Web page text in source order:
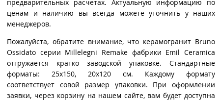
предварительных расчетах. Актуальную информацию по
ценам и наличию вы всегда можете уточнить у наших
менеджеров.
Пожалуйста, обратите внимание, что керамогранит Bruno
Ossidato серии Millelegni Remake фабрики Emil Ceramica
отгружается кратко заводской упаковке. Стандартные
форматы: 25x150, 20x120 см. Каждому формату
соответствует совой размер упаковки. При оформлении
заявки, через корзину на нашем сайте, вам будет доступна